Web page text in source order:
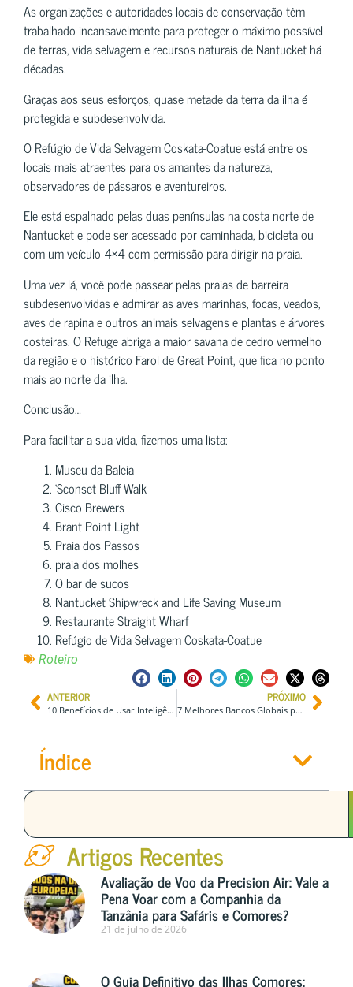
As organizações e autoridades locais de conservação têm
trabalhado incansavelmente para proteger o máximo possível
de terras, vida selvagem e recursos naturais de Nantucket há
décadas.
Graças aos seus esforços, quase metade da terra da ilha é
protegida e subdesenvolvida.
O Refúgio de Vida Selvagem Coskata-Coatue está entre os
locais mais atraentes para os amantes da natureza,
observadores de pássaros e aventureiros.
Ele está espalhado pelas duas penínsulas na costa norte de
Nantucket e pode ser acessado por caminhada, bicicleta ou
com um veículo 4×4 com permissão para dirigir na praia.
Uma vez lá, você pode passear pelas praias de barreira
subdesenvolvidas e admirar as aves marinhas, focas, veados,
aves de rapina e outros animais selvagens e plantas e árvores
costeiras. O Refuge abriga a maior savana de cedro vermelho
da região e o histórico Farol de Great Point, que fica no ponto
mais ao norte da ilha.
Conclusão…
Para facilitar a sua vida, fizemos uma lista:
Museu da Baleia
‘Sconset Bluff Walk
Cisco Brewers
Brant Point Light
Praia dos Passos
praia dos molhes
O bar de sucos
Nantucket Shipwreck and Life Saving Museum
Restaurante Straight Wharf
Refúgio de Vida Selvagem Coskata-Coatue
Roteiro
ANTERIOR
10 Benefícios de Usar Inteligência Artificial Para Planejar Uma Viagem
PRÓXIMO
7 Melhores Bancos Globais para Receber em Diferentes Moedas
Índice
Artigos Recentes
Avaliação de Voo da Precision Air: Vale a
Pena Voar com a Companhia da
Tanzânia para Safáris e Comores?
21 de julho de 2026
O Guia Definitivo das Ilhas Comores: